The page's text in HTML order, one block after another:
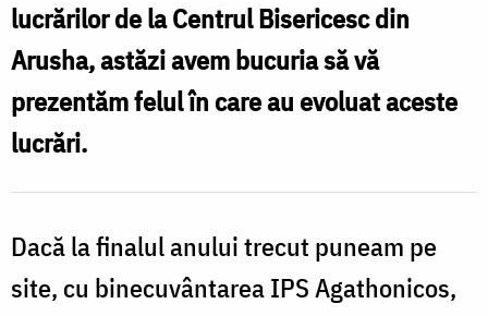
lucrărilor de la Centrul Bisericesc din
Arusha, astăzi avem bucuria să vă
prezentăm felul în care au evoluat aceste
lucrări.
Dacă la finalul anului trecut puneam pe
site, cu binecuvântarea IPS Agathonicos,